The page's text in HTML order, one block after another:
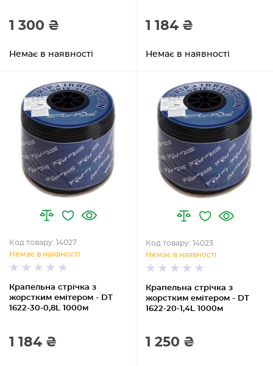
1 300 ₴
Немає в наявності
1 184 ₴
Немає в наявності
Крапельна стрічка з
жорстким емітером - DT
1622-30-0,8L 1000м
Код товару: 14027
Немає в наявності
1 184 ₴
Крапельна стрічка з
жорстким емітером - DT
1622-20-1,4L 1000м
Код товару: 14023
Немає в наявності
1 250 ₴